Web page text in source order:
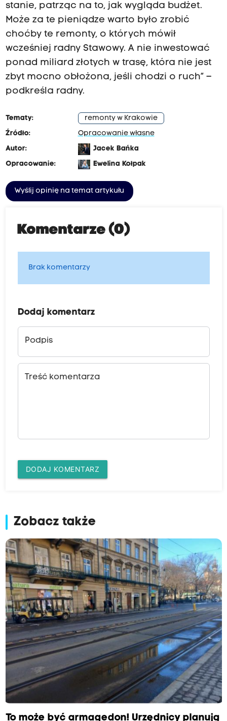
stanie, patrząc na to, jak wygląda budżet.
Może za te pieniądze warto było zrobić
choćby te remonty, o których mówił
wcześniej radny Stawowy. A nie inwestować
ponad miliard złotych w trasę, która nie jest
zbyt mocno obłożona, jeśli chodzi o ruch” –
podkreśla radny.
Tematy:
remonty w Krakowie
Źródło:
Opracowanie własne
Autor:
Jacek Bańka
Opracowanie:
Ewelina Kołpak
Wyślij opinię na temat artykułu
Komentarze (0)
Brak komentarzy
Dodaj komentarz
Podpis
Treść komentarza
DODAJ KOMENTARZ
Zobacz także
To może być armagedon! Urzędnicy planują